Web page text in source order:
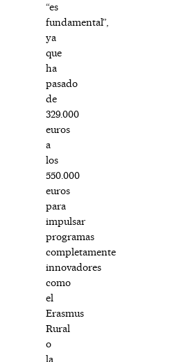
“es
fundamental”,
ya
que
ha
pasado
de
329.000
euros
a
los
550.000
euros
para
impulsar
programas
completamente
innovadores
como
el
Erasmus
Rural
o
la